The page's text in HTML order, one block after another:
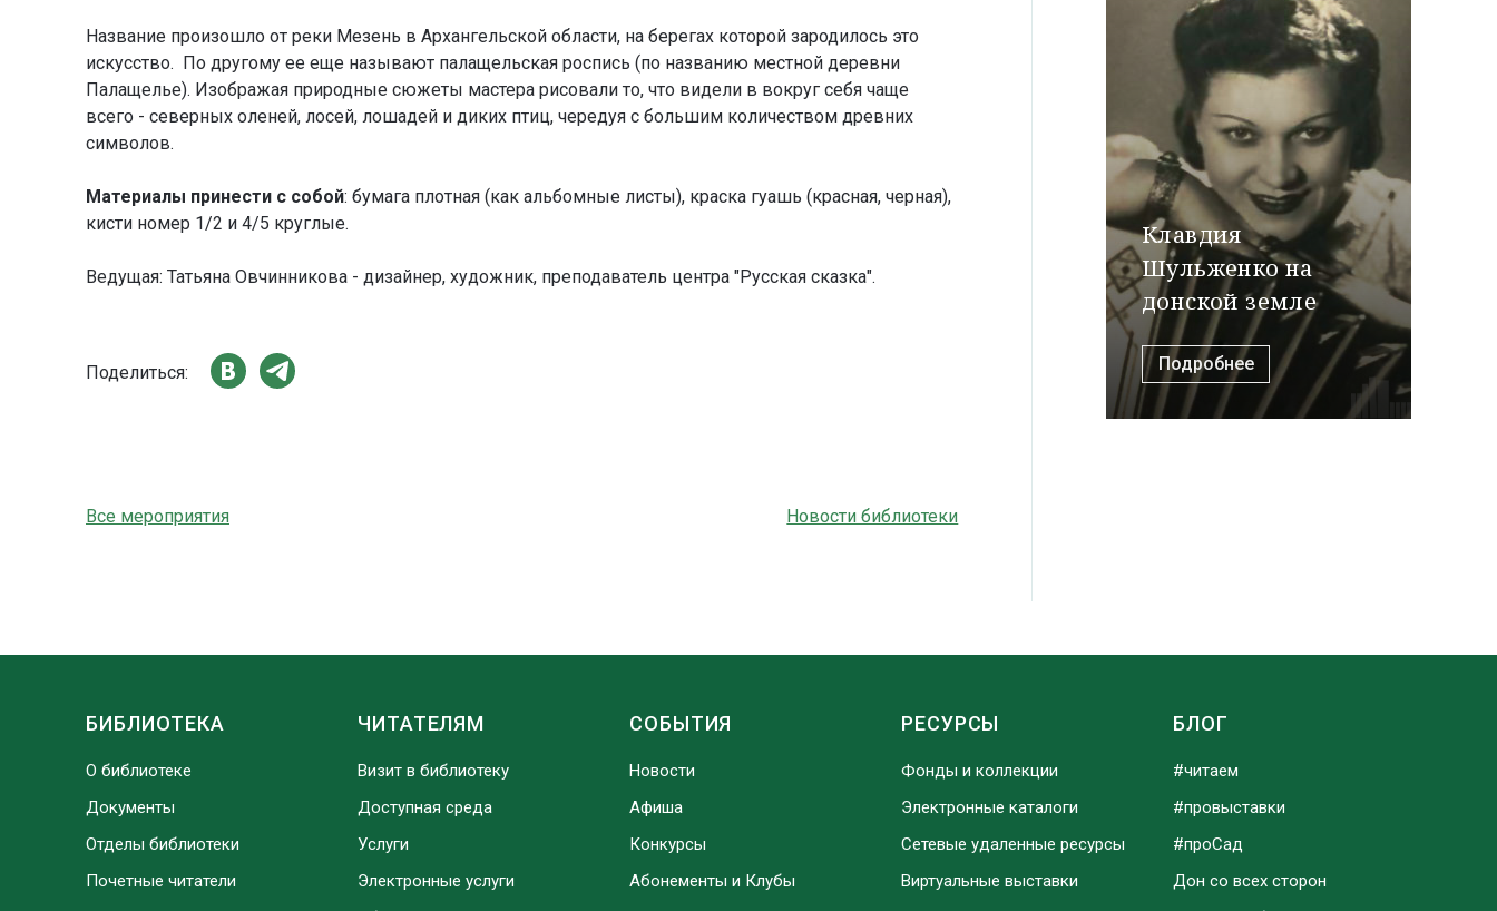
Название произошло от реки Мезень в Архангельской области, на берегах которой зародилось это
искусство. По другому ее еще называют палащельская роспись (по названию местной деревни
Палащелье). Изображая природные сюжеты мастера рисовали то, что видели в вокруг себя чаще
всего - северных оленей, лосей, лошадей и диких птиц, чередуя с большим количеством древних
символов.
Материалы принести с собой: бумага плотная (как альбомные листы), краска гуашь (красная, черная),
кисти номер 1/2 и 4/5 круглые.
Ведущая: Татьяна Овчинникова - дизайнер, художник, преподаватель центра "Русская сказка".
Поделиться:
Все мероприятия Новости библиотеки
Клавдия
Шульженко на
донской земле
Подробнее
БИБЛИОТЕКА
О библиотеке
Документы
Отделы библиотеки
Почетные читатели
ЧИТАТЕЛЯМ
Визит в библиотеку
Доступная среда
Услуги
Электронные услуги
СОБЫТИЯ
Новости
Афиша
Конкурсы
Абонементы и Клубы
РЕСУРСЫ
Фонды и коллекции
Электронные каталоги
Сетевые удаленные ресурсы
Виртуальные выставки
БЛОГ
#читаем
#провыставки
#проСад
Дон со всех сторон